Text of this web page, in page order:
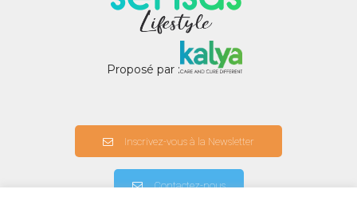
Proposé par :
Inscrivez-vous à la Newsletter
Contactez-nous